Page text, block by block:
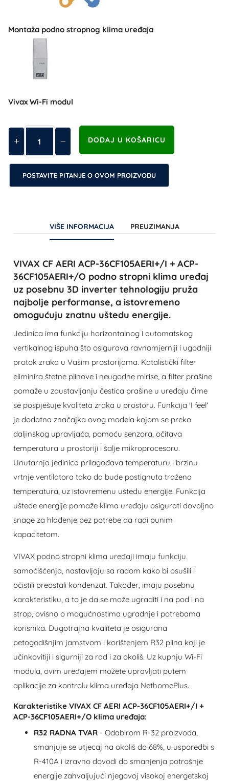
Montaža podno stropnog klima uređaja
Vivax Wi-Fi modul
POSTAVITE PITANJE O OVOM PROIZVODU
VIŠE INFORMACIJA PREUZIMANJA
VIVAX CF AERI ACP-36CF105AERI+/I + ACP-
36CF105AERI+/O podno stropni klima uređaj
uz posebnu 3D inverter tehnologiju pruža
najbolje performanse, a istovremeno
omogućuju znatnu uštedu energije.
Jedinica ima funkciju horizontalnog i automatskog
vertikalnog ispuha što osigurava ravnomjerniji i ugodniji
protok zraka u Vašim prostorijama. Katalistički filter
eliminira štetne plinove i neugodne mirise, a filter prašine
pomaže u zaustavljanju čestica prašine u uređaju čime
se pospješuje kvaliteta zraka u prostoru. Funkcija 'I feel'
je dodatna značajka ovog modela kojom se preko
daljinskog upravljača, pomoću senzora, očitava
temperatura u prostoriji i šalje mikroprocesoru.
Unutarnja jedinica prilagođava temperaturu i brzinu
vrtnje ventilatora tako da bude postignuta tražena
temperatura, uz istovremenu uštedu energije. Funkcija
uštede energije pomaže klima uređaju osigurati dovoljno
snage za hlađenje bez potrebe da radi punim
kapacitetom.
VIVAX podno stropni klima uređaji imaju funkciju
samočišćenja, nastavljaju sa radom kako bi osušili i
očistili preostali kondenzat. Također, imaju posebnu
karakteristiku, a to je da se može ugraditi i na pod i na
strop, ovisno o mogućnostima ugradnje i potrebama
korisnika. Dugotrajna kvaliteta je osigurana
petogodišnjim jamstvom i korištenjem R32 plina koji je
učinkovitiji i sigurniji za rad i za okoliš. Uz kupnju Wi-Fi
modula, ovim uređajem možete upravljati putem
aplikacije za kontrolu klima uređaja NethomePlus.
Karakteristike VIVAX CF AERI ACP-36CF105AERI+/I +
ACP-36CF105AERI+/O klima uređaja:
R32 RADNA TVAR - Odabirom R-32 proizvoda,
smanjuje se utjecaj na okoliš do 68%, u usporedbi s
R-410A i izravno dovodi do smanjenja potrošnje
energije zahvaljujući njegovoj visokoj energetskoj